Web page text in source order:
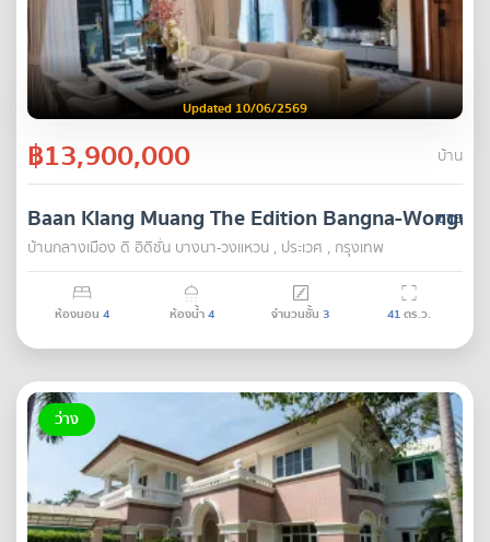
Updated 10/06/2569
฿13,900,000 บ้าน
ขาย
Baan Klang Muang The Edition Bangna-
บ้านกลางเมือง ดิ อิดิชั่น บางนา-วงแหวน , ประเวศ , กรุงเทพ
ห้องนอน 4 ห้องน้ำ4 จำนวนชั้น 3 41ตร.ว.
ว่าง